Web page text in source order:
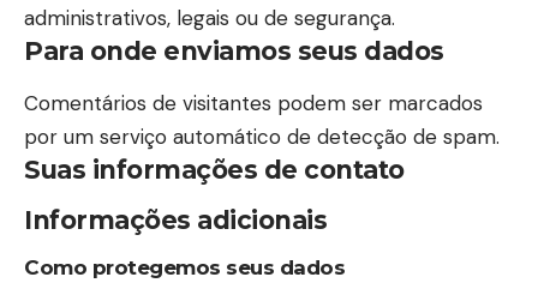
administrativos, legais ou de segurança.
Para onde enviamos seus dados
Comentários de visitantes podem ser marcados
por um serviço automático de detecção de spam.
Suas informações de contato
Informações adicionais
Como protegemos seus dados